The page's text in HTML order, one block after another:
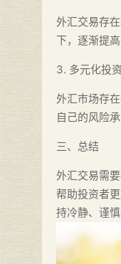
外汇交易存
下，逐渐提
3. 多元化投
外汇市场存
自己的风险
三、总结
外汇交易需
帮助投资者
持冷静、谨